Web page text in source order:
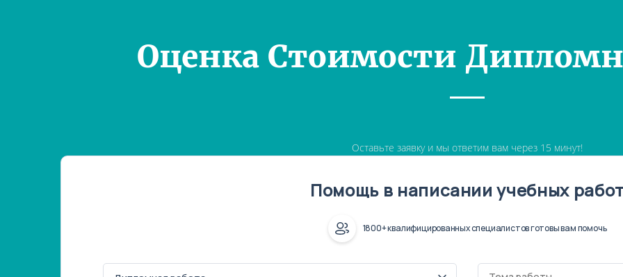
Оценка Стоимости
Оставьте заявку и мы ответим вам через 15 минут!
Помощь в написании учебных
1800+ квалифицированных специалистов готовы вам помочь